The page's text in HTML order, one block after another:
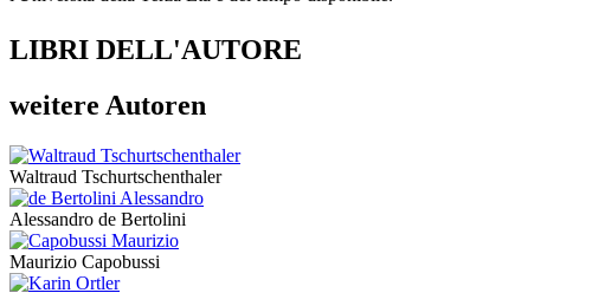
LIBRI DELL'AUTORE
weitere Autoren
Waltraud Tschurtschenthaler
Alessandro de Bertolini
Maurizio Capobussi